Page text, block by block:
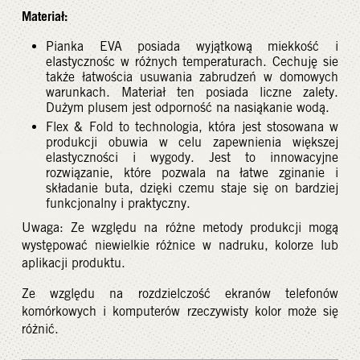
Materiał:
Pianka EVA posiada wyjątkową miekkość i
elastycznośc w różnych temperaturach. Cechuję sie
także łatwościa usuwania zabrudzeń w domowych
warunkach. Materiał ten posiada liczne zalety.
Dużym plusem jest odporność na nasiąkanie wodą.
Flex & Fold to technologia, która jest stosowana w
produkcji obuwia w celu zapewnienia większej
elastyczności i wygody. Jest to innowacyjne
rozwiązanie, które pozwala na łatwe zginanie i
składanie buta, dzięki czemu staje się on bardziej
funkcjonalny i praktyczny.
Uwaga: Ze względu na różne metody produkcji mogą
występować niewielkie różnice w nadruku, kolorze lub
aplikacji produktu.
Ze względu na rozdzielczość ekranów telefonów
komórkowych i komputerów rzeczywisty kolor może się
różnić.